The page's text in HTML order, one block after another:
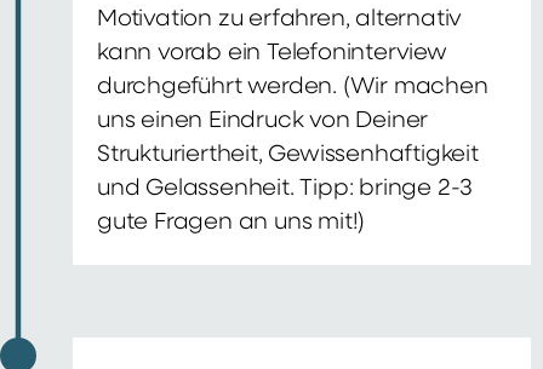
Motivation zu erfahren, alternativ
kann vorab ein Telefoninterview
durchgeführt werden. (Wir machen
uns einen Eindruck von Deiner
Strukturiertheit, Gewissenhaftigkeit
und Gelassenheit. Tipp: bringe 2-3
gute Fragen an uns mit!)